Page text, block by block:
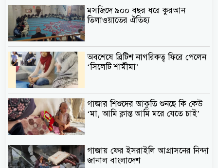
মসজিদে ৯০০ বছর ধরে কুরআন
তিলাওয়াতের ঐতিহ্য
অবশেষে ব্রিটিশ নাগরিকত্ব ফিরে পেলেন
‘সিলেটি শামীমা’
গাজার শিশুদের আকুতি শুনছে কি কেউ
‘মা, আমি ক্লান্ত আমি মরে যেতে চাই’
গাজায় ফের ইসরাইলি আগ্রাসনের নিন্দা
জানাল বাংলাদেশ